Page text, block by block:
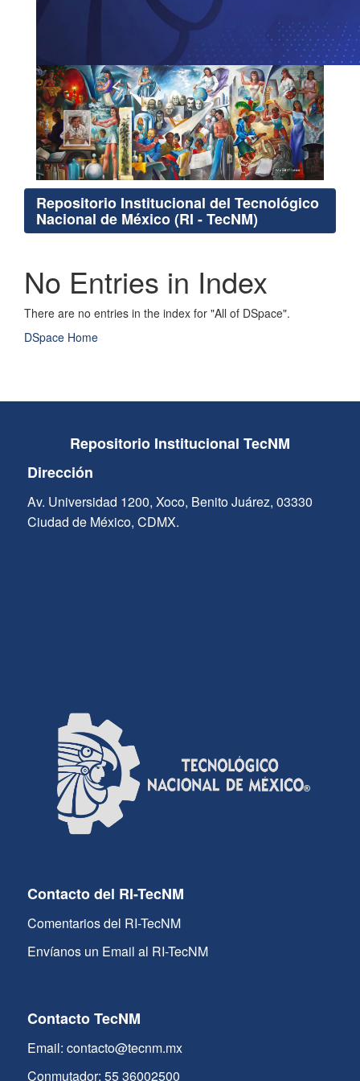
Repositorio Institucional del Tecnológico
Nacional de México (RI - TecNM)
No Entries in Index
There are no entries in the index for "All of DSpace".
DSpace Home
Repositorio Institucional TecNM
Dirección
Av. Universidad 1200, Xoco, Benito Juárez, 03330
Ciudad de México, CDMX.
Contacto del RI-TecNM
Comentarios del RI-TecNM
Envíanos un Email al RI-TecNM
Contacto TecNM
Email: contacto@tecnm.mx
Conmutador: 55 36002500